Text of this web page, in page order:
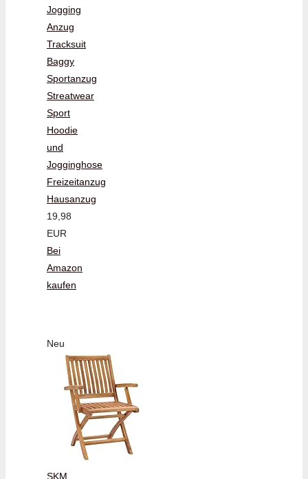
Jogging
Anzug
Tracksuit
Baggy
Sportanzug
Streatwear
Sport
Hoodie
und
Jogginghose
Freizeitanzug
Hausanzug
19,98
EUR
Bei
Amazon
kaufen
Neu
SKM